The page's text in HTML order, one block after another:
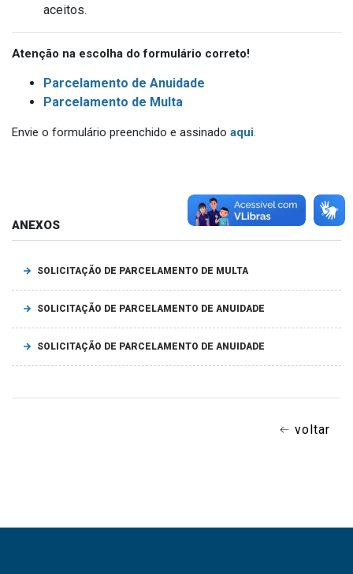
aceitos.
Atenção na escolha do formulário correto!
Parcelamento de Anuidade
Parcelamento de Multa
Envie o formulário preenchido e assinado aqui.
ANEXOS
SOLICITAÇÃO DE PARCELAMENTO DE MULTA
SOLICITAÇÃO DE PARCELAMENTO DE ANUIDADE
SOLICITAÇÃO DE PARCELAMENTO DE ANUIDADE
voltar